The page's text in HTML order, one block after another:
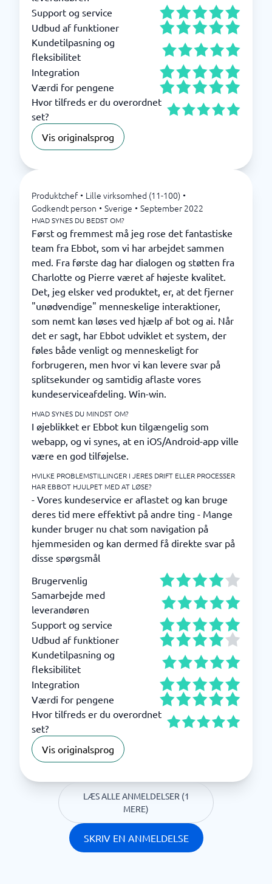
Support og service
Udbud af funktioner
Kundetilpasning og
fleksibilitet
Integration
Værdi for pengene
Hvor tilfreds er du overordnet
set?
Vis originalsprog
Produktchef • Lille virksomhed (11-100) •
Godkendt person • Sverige • September 2022
HVAD SYNES DU BEDST OM?
Først og fremmest må jeg rose det fantastiske
team fra Ebbot, som vi har arbejdet sammen
med. Fra første dag har dialogen og støtten fra
Charlotte og Pierre været af højeste kvalitet.
Det, jeg elsker ved produktet, er, at det fjerner
"unødvendige" menneskelige interaktioner,
som nemt kan løses ved hjælp af bot og ai. Når
det er sagt, har Ebbot udviklet et system, der
føles både venligt og menneskeligt for
forbrugeren, men hvor vi kan levere svar på
splitsekunder og samtidig aflaste vores
kundeserviceafdeling. Win-win.
HVAD SYNES DU MINDST OM?
I øjeblikket er Ebbot kun tilgængelig som
webapp, og vi synes, at en iOS/Android-app ville
være en god tilføjelse.
HVILKE PROBLEMSTILLINGER I JERES DRIFT ELLER PROCESSER
HAR EBBOT HJULPET MED AT LØSE?
- Vores kundeservice er aflastet og kan bruge
deres tid mere effektivt på andre ting - Mange
kunder bruger nu chat som navigation på
hjemmesiden og kan dermed få direkte svar på
disse spørgsmål
Brugervenlig
Samarbejde med
leverandøren
Support og service
Udbud af funktioner
Kundetilpasning og
fleksibilitet
Integration
Værdi for pengene
Hvor tilfreds er du overordnet
set?
Vis originalsprog
LÆS ALLE ANMELDELSER (1
MERE)
SKRIV EN ANMELDELSE